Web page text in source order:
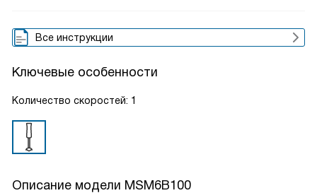
Все инструкции
Ключевые особенности
Количество скоростей: 1
Описание модели MSM6B100